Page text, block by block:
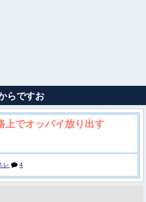
らですお
上でオッパイ放り出す
レ 4